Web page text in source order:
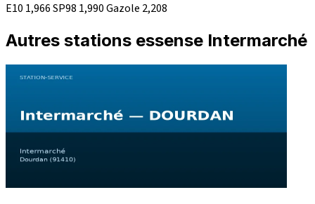
E10 1,966SP98 1,990Gazole 2,208
Autres stations essense Intermarché